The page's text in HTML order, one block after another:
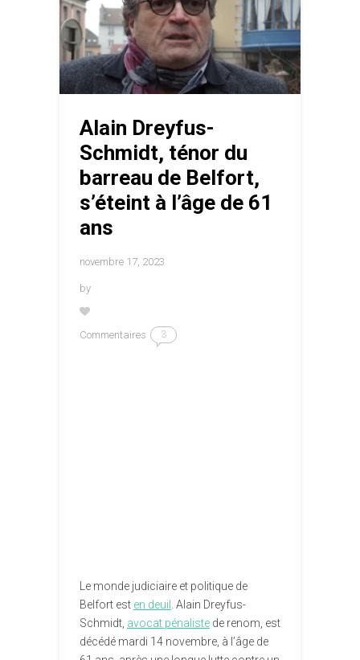
Alain Dreyfus-
Schmidt, ténor du
barreau de Belfort,
s’éteint à l’âge de 61
ans
novembre 17, 2023
by
Commentaires 3
Le monde judiciaire et politique de
Belfort est en deuil
. Alain Dreyfus-
Schmidt, avocat pénaliste de renom, est
décédé mardi 14 novembre, à l’âge de